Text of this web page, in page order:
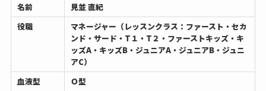
名前
見並 直紀
役職
マネージャー（レッスンクラス：ファースト・セカ
ンド・サード・T１・T２・ファーストキッズ・キ
ッズA・キッズB・ジュニアA・ジュニアB・ジュニ
アC）
血液型
Ｏ型